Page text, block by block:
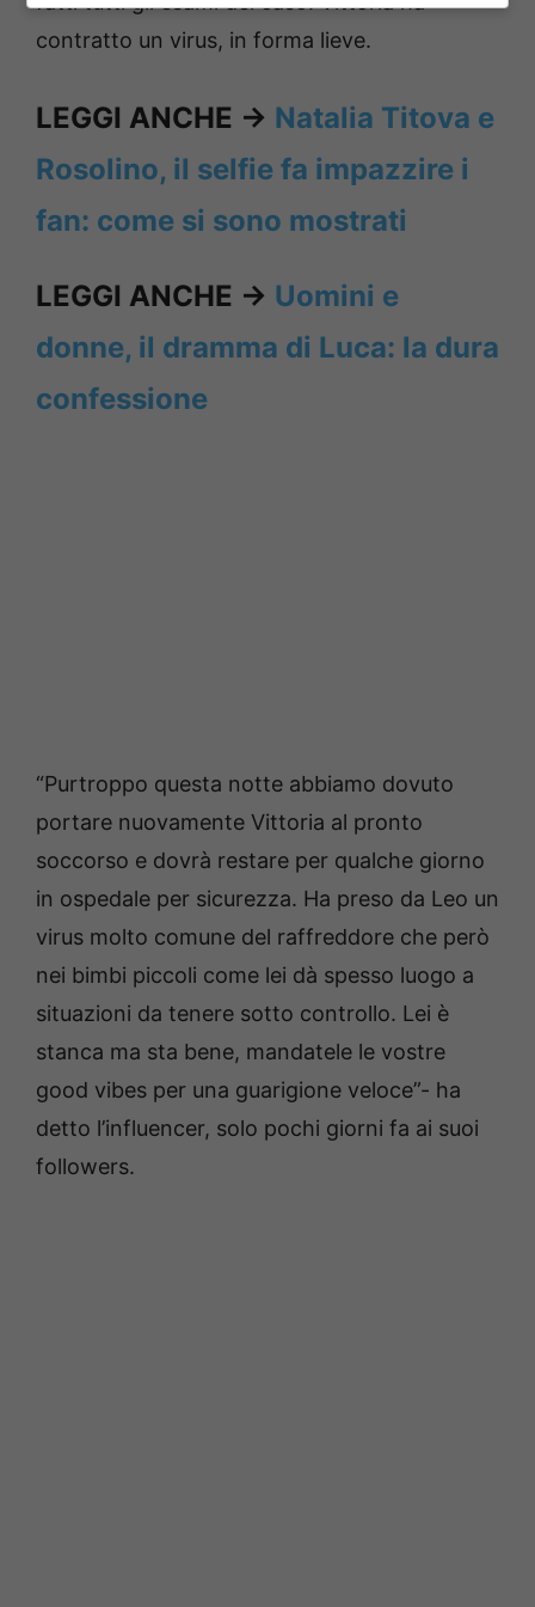
contratto un virus, in forma lieve.
LEGGI ANCHE -> Natalia Titova e
Rosolino, il selfie fa impazzire i
fan: come si sono mostrati
LEGGI ANCHE -> Uomini e
donne, il dramma di Luca: la dura
confessione
“Purtroppo questa notte abbiamo dovuto
portare nuovamente Vittoria al pronto
soccorso e dovrà restare per qualche giorno
in ospedale per sicurezza. Ha preso da Leo un
virus molto comune del raffreddore che però
nei bimbi piccoli come lei dà spesso luogo a
situazioni da tenere sotto controllo. Lei è
stanca ma sta bene, mandatele le vostre
good vibes per una guarigione veloce”- ha
detto l’influencer, solo pochi giorni fa ai suoi
followers.